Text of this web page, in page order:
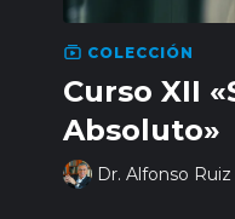
COLECCIÓN
Curso XII
Absoluto»
Dr. Alfonso